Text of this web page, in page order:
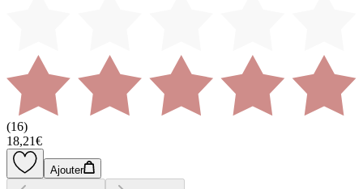
(16)
18,21€
Ajouter